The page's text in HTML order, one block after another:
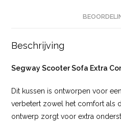
Beschrijving
Segway Scooter Sofa Extra
Dit kussen is ontworpen voor
verbetert zowel het comfort als
ontwerp zorgt voor extra